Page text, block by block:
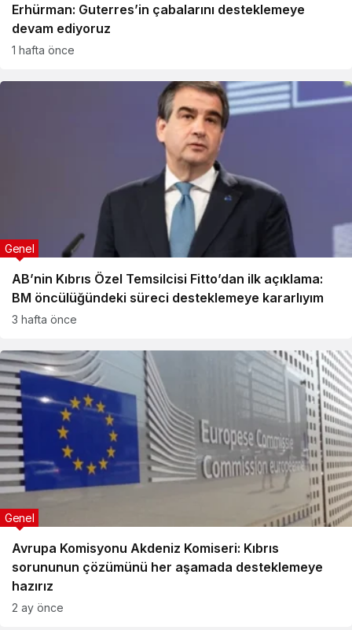
Erhürman: Guterres’in çabalarını desteklemeye
devam ediyoruz
1 hafta önce
AB’nin Kıbrıs Özel Temsilcisi Fitto’dan ilk açıklama:
BM öncülüğündeki süreci desteklemeye kararlıyım
Genel
3 hafta önce
Avrupa Komisyonu Akdeniz Komiseri: Kıbrıs
sorununun çözümünü her aşamada desteklemeye
hazırız
Genel
2 ay önce